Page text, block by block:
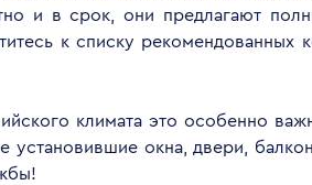
и в срок, они предлагают
к списку рекомендованных
климата это особенно
окна, двери,